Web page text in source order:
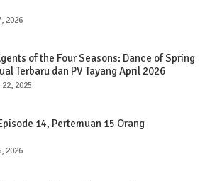
2026
of the Four Seasons: Dance of Spring
Terbaru dan PV Tayang April 2026
2025
14, Pertemuan 15 Orang
2026